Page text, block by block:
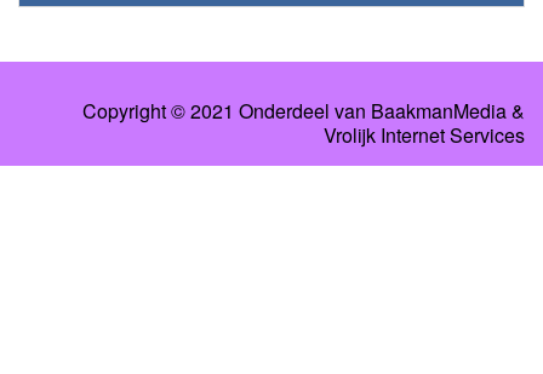
Copyright © 2021 Onderdeel van BaakmanMedia&
Vrolijk Internet Services